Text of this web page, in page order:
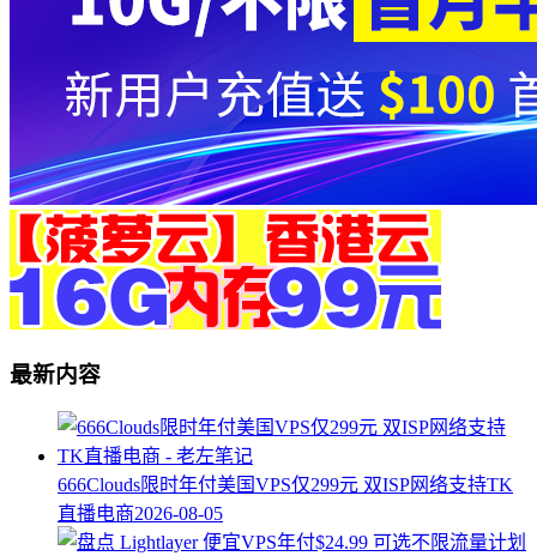
最新内容
666Clouds限时年付美国VPS仅299元 双ISP网络支持TK
直播电商2026-08-05